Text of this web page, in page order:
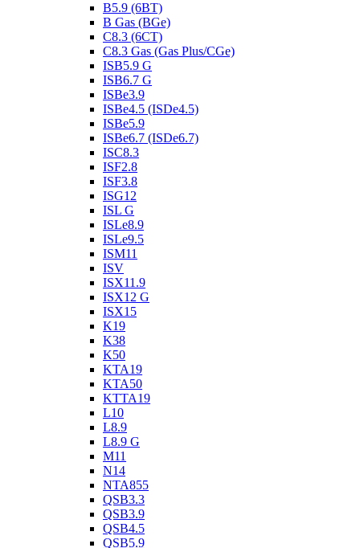
B5.9 (6BT)
B Gas (BGe)
C8.3 (6CT)
C8.3 Gas (Gas Plus/CGe)
ISB5.9 G
ISB6.7 G
ISBe3.9
ISBe4.5 (ISDe4.5)
ISBe5.9
ISBe6.7 (ISDe6.7)
ISC8.3
ISF2.8
ISF3.8
ISG12
ISL G
ISLe8.9
ISLe9.5
ISM11
ISV
ISX11.9
ISX12 G
ISX15
K19
K38
K50
KTA19
KTA50
KTTA19
L10
L8.9
L8.9 G
M11
N14
NTA855
QSB3.3
QSB3.9
QSB4.5
QSB5.9